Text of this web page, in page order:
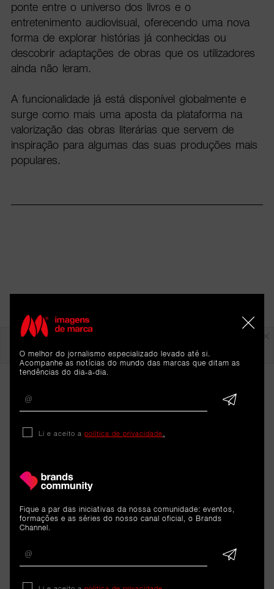
ponte entre o universo dos livros e o
entretenimento audiovisual, oferecendo uma nova
forma de explorar histórias já conhecidas ou
descobrir adaptações de obras que os utilizadores
ainda não leram.
A funcionalidade já está disponível globalmente e
surge como mais uma aposta da plataforma na
valorização das obras literárias que servem de
inspiração para algumas das suas produções mais
populares.
ARTIGOS
RELACIONADOS
Dados
O melhor do jornalismo especializado levado até si.
Acompanhe as notícias do mundo das marcas que ditam as
tendências do dia-a-dia.
Li e aceito a política de privacidade.
Fique a par das iniciativas da nossa comunidade: eventos,
formações e as séries do nosso canal oficial, o Brands
Channel.